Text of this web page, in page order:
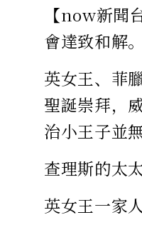
【now新聞
會達致和解
英女王、菲
聖誕崇拜，
治小王子並
查理斯的太
英女王一家